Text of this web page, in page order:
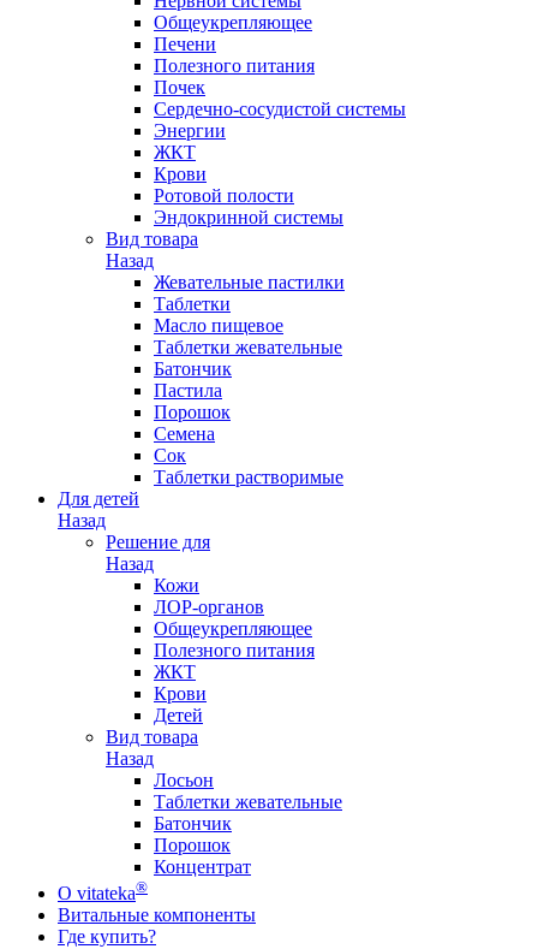
Общеукрепляющее
Печени
Полезного питания
Почек
Сердечно-сосудистой системы
Энергии
ЖКТ
Крови
Ротовой полости
Эндокринной системы
Вид товара
Назад
Жевательные пастилки
Таблетки
Масло пищевое
Таблетки жевательные
Батончик
Пастила
Порошок
Семена
Сок
Таблетки растворимые
Для детей
Назад
Решение для
Назад
Кожи
ЛОР-органов
Общеукрепляющее
Полезного питания
ЖКТ
Крови
Детей
Вид товара
Назад
Лосьон
Таблетки жевательные
Батончик
Порошок
Концентрат
О vitateka®
Витальные компоненты
Где купить?